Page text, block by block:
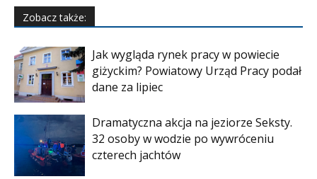
Zobacz także:
Jak wygląda rynek pracy w powiecie
giżyckim? Powiatowy Urząd Pracy podał
dane za lipiec
Dramatyczna akcja na jeziorze Seksty.
32 osoby w wodzie po wywróceniu
czterech jachtów